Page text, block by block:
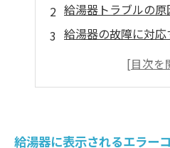
給湯器トラブルの
給湯器の故障に対
給湯器の不具合を自
給湯器に表示されるエラー